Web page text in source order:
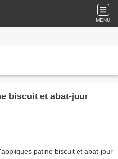
MENU
biscuit et abat-jour